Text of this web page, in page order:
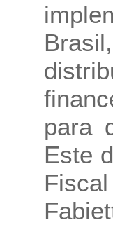
para
Este